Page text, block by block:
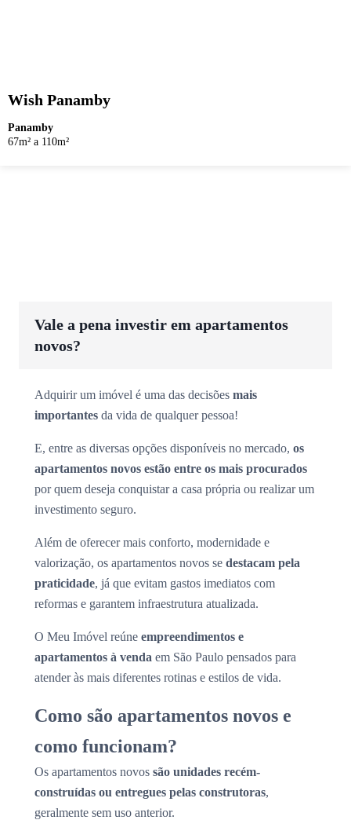
Wish Panamby
Panamby
67m² a 110m²
Vale a pena investir em apartamentos
novos?
Adquirir um imóvel é uma das decisões mais
importantes da vida de qualquer pessoa!
E, entre as diversas opções disponíveis no mercado, os
apartamentos novos estão entre os mais procurados
por quem deseja conquistar a casa própria ou realizar um
investimento seguro.
Além de oferecer mais conforto, modernidade e
valorização, os apartamentos novos se destacam pela
praticidade, já que evitam gastos imediatos com
reformas e garantem infraestrutura atualizada.
O Meu Imóvel reúne empreendimentos e
apartamentos à venda em São Paulo pensados para
atender às mais diferentes rotinas e estilos de vida.
Como são apartamentos novos e
como funcionam?
Os apartamentos novos são unidades recém-
construídas ou entregues pelas construtoras,
geralmente sem uso anterior.